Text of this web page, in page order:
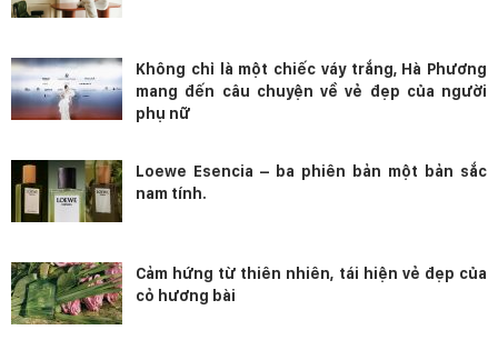
Không chỉ là một chiếc váy trắng, Hà Phương
mang đến câu chuyện về vẻ đẹp của người
phụ nữ
Loewe Esencia – ba phiên bản một bản sắc
nam tính.
Cảm hứng từ thiên nhiên, tái hiện vẻ đẹp của
cỏ hương bài